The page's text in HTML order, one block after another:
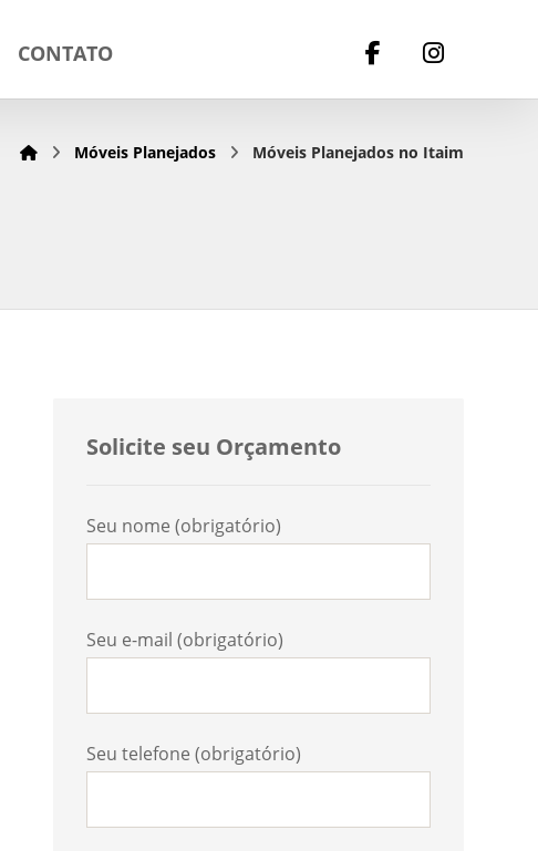
CONTATO
Móveis Planejados Móveis Planejados no Itaim
Solicite seu Orçamento
Seu nome (obrigatório)
Seu e-mail (obrigatório)
Seu telefone (obrigatório)